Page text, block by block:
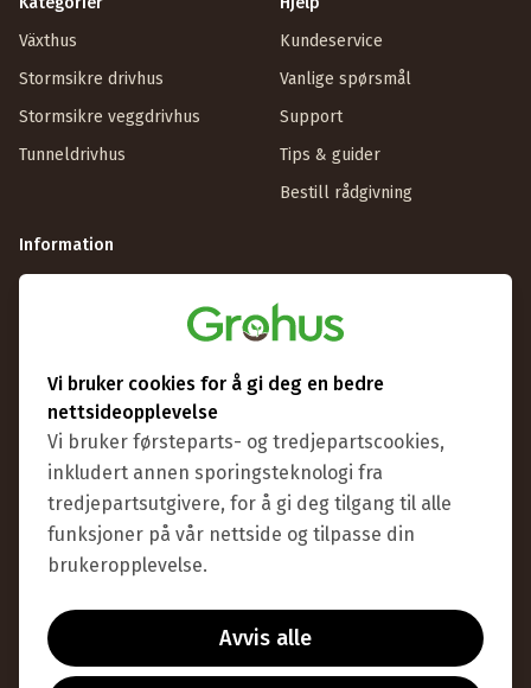
Fri frakt på drivhus i Sverige, Danmark og Norge
Växthus
Stormsikre drivhus
Stormsikre veggdrivhus
Tunneldrivhus
Kundeservice
Vanlige spørsmål
Support
Tips & guider
Bestill rådgivning
Information
Om Grohus
Vilkår
Handle som bedrift
Vi bruker cookies for å gi deg en bedre
nettsideopplevelse
Vi bruker førsteparts- og tredjepartscookies,
inkludert annen sporingsteknologi fra
tredjepartsutgivere, for å gi deg tilgang til alle
funksjoner på vår nettside og tilpasse din
brukeropplevelse.
Avvis alle